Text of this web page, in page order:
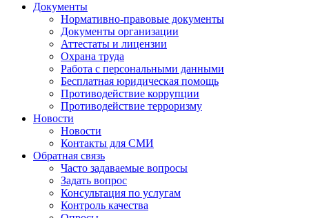
Документы
Нормативно-правовые документы
Документы организации
Аттестаты и лицензии
Охрана труда
Работа с персональными данными
Бесплатная юридическая помощь
Противодействие коррупции
Противодействие терроризму
Новости
Новости
Контакты для СМИ
Обратная связь
Часто задаваемые вопросы
Задать вопрос
Консультация по услугам
Контроль качества